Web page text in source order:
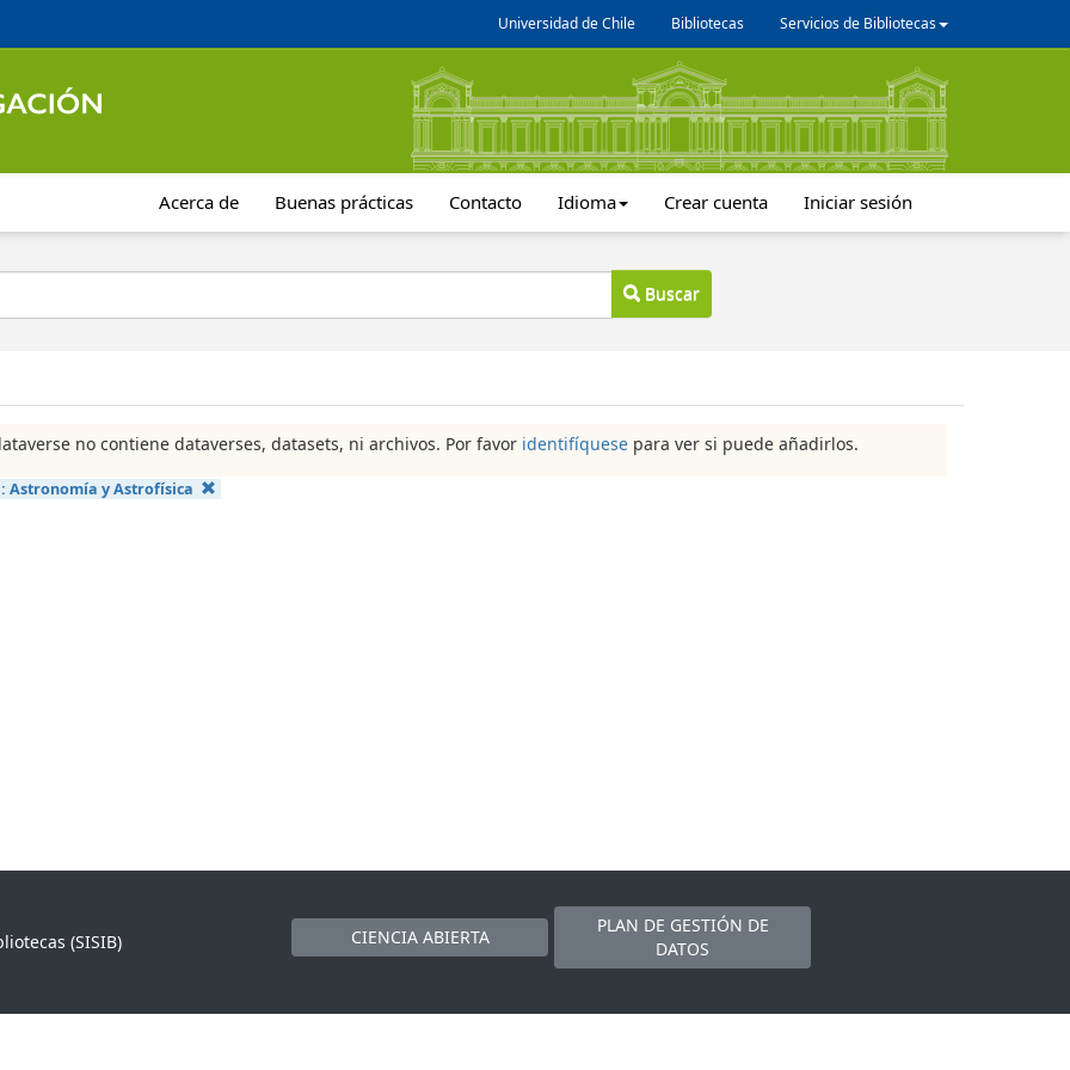
Universidad de Chile Bibliotecas Servicios de Bibliotecas
Acerca de Buenas prácticas Contacto Idioma Crear cuenta Iniciar sesión
Buscar
no contiene dataverses, datasets, ni archivos. Por favor identifíquese para ver si puede añadirlos.
Astronomía y Astrofísica
(SISIB)
CIENCIA ABIERTA
PLAN DE GESTIÓN DE
DATOS